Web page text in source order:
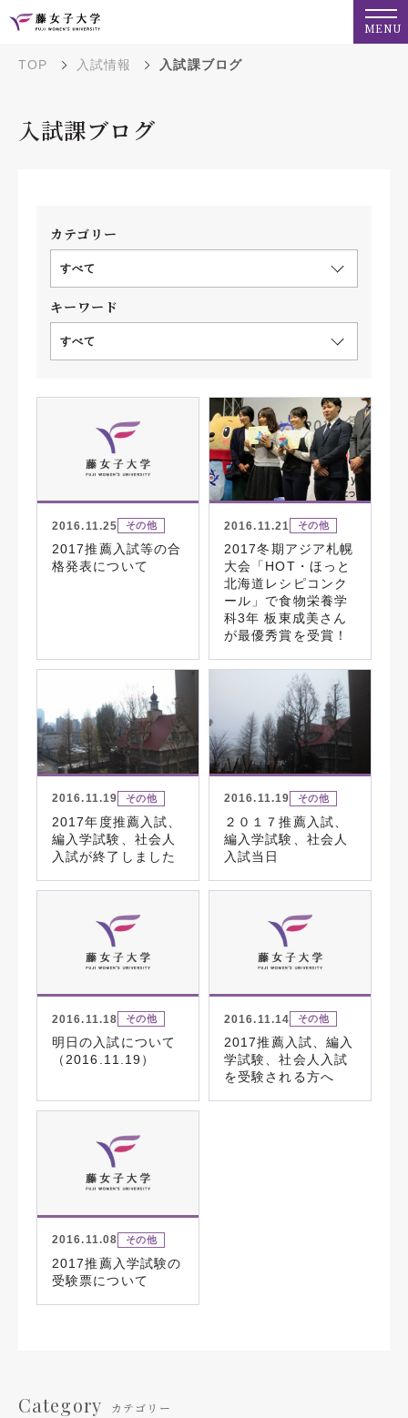
MENU
TOP 入試情報 入試課ブログ
入試課ブログ
カテゴリー
すべて
キーワード
すべて
2016.11.25 その他
2017推薦入試等の合
格発表について
2016.11.21 その他
2017冬期アジア札幌
大会「HOT・ほっと
北海道レシピコンク
ール」で食物栄養学
科3年 板東成美さん
が最優秀賞を受賞！
2016.11.19 その他
2017年度推薦入試、
編入学試験、社会人
入試が終了しました
2016.11.19 その他
２０１７推薦入試、
編入学試験、社会人
入試当日
2016.11.18 その他
明日の入試について
（2016.11.19）
2016.11.14 その他
2017推薦入試、編入
学試験、社会人入試
を受験される方へ
2016.11.08 その他
2017推薦入学試験の
受験票について
Category カテゴリー